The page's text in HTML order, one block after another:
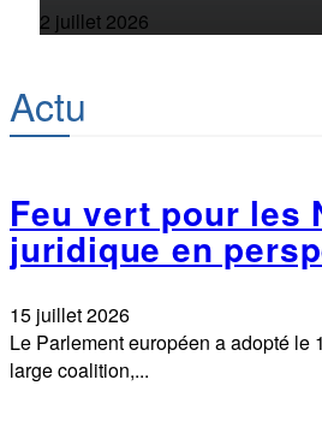
2 juillet 2026
Actu
Feu vert pour les
juridique en
15 juillet 2026
Le Parlement européen a adopté le
large coalition,...